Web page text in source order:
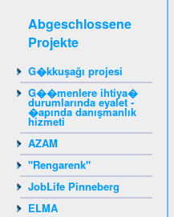
Abgeschlossene
Projekte
G�kkuşağı projesi
G��menlere ihtiya�
durumlarında eyalet -
�apında danışmanlık
hizmeti
AZAM
"Rengarenk"
JobLife Pinneberg
ELMA